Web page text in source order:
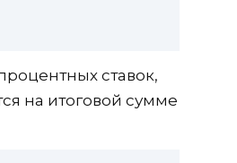
ставок,
на итоговой сумме